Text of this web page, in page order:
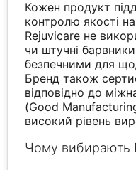
Кожен продукт
контролю якості
Rejuvicare не
чи штучні
безпечними для
Бренд також
відповідно до
(Good
високий рівень
Чому вибирають